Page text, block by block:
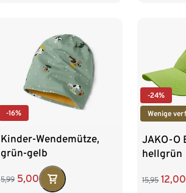
-16%
Kinder-Wendemütze,
grün-gelb
5,99 5,00
-24%
Wenige
JAKO-O
hellgrün
15,95 12,00